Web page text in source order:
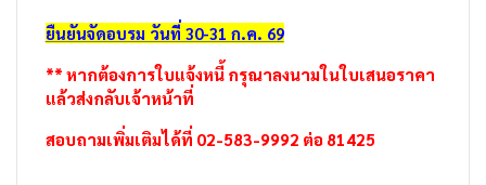
ยืนยันจัดอบรม วันที่ 30-31 ก.ค. 69
** หากต้องการใบแจ้งหนี้ กรุณาลงนามในใบเสนอราคา
แล้วส่งกลับเจ้าหน้าที่
สอบถามเพิ่มเติมได้ที่ 02-583-9992 ต่อ 81425